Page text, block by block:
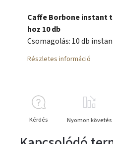
Caffe Borbone instant
hoz 10 db
Csomagolás: 10 db
Részletes információ
Kérdés Nyomon követés